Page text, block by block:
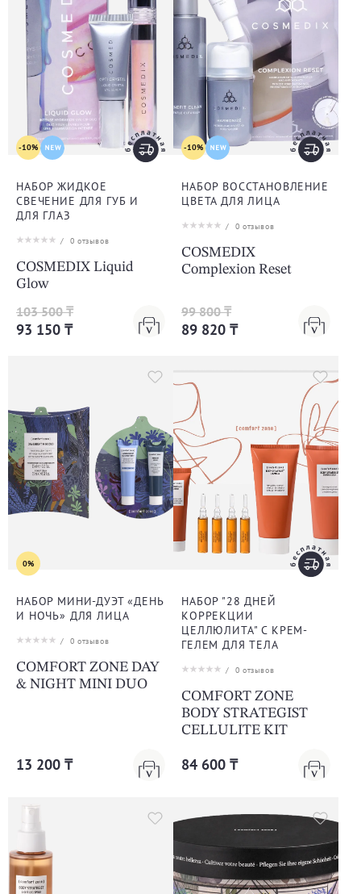
-10%
НАБОР ЖИДКОЕ
СВЕЧЕНИЕ ДЛЯ ГУБ И
ДЛЯ ГЛАЗ
/ 0 отзывов
COSMEDIX Liquid
Glow
103 500 ₸
93 150 ₸
-10%
НАБОР ВОССТАНОВЛЕНИЕ
ЦВЕТА ДЛЯ ЛИЦА
/ 0 отзывов
COSMEDIX
Complexion Reset
99 800 ₸
89 820 ₸
0%
НАБОР МИНИ-ДУЭТ «ДЕНЬ
И НОЧЬ» ДЛЯ ЛИЦА
/ 0 отзывов
COMFORT ZONE DAY
& NIGHT MINI DUO
13 200 ₸
НАБОР "28 ДНЕЙ
КОРРЕКЦИИ
ЦЕЛЛЮЛИТА" С КРЕМ-
ГЕЛЕМ ДЛЯ ТЕЛА
/ 0 отзывов
COMFORT ZONE
BODY STRATEGIST
CELLULITE KIT
84 600 ₸